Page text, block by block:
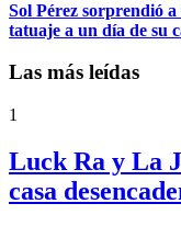
Sol Pérez sorprendió
tatuaje a un día de su
Las más leídas
1
Luck Ra y La
casa